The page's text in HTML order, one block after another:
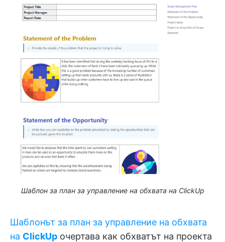
Шаблон за план за управление на обхвата на ClickUp
Шаблонът за план за управление на обхвата
на ClickUp очертава как обхватът на проекта